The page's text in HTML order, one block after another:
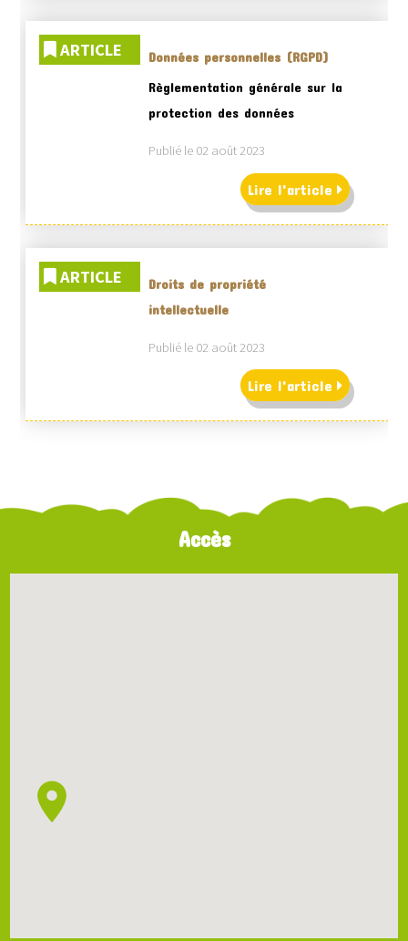
ARTICLE
Données personnelles (RGPD)
Règlementation générale sur la
protection des données
Publié le 02 août 2023
Lire l'article
ARTICLE
Droits de propriété
intellectuelle
Publié le 02 août 2023
Lire l'article
Accès